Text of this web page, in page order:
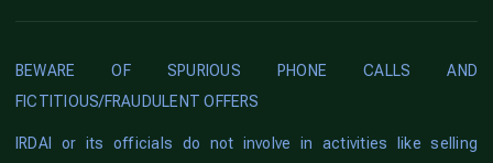
BEWARE OF SPURIOUS PHONE CALLS AND
FICTITIOUS/FRAUDULENT OFFERS
IRDAI or its officials do not involve in activities like selling